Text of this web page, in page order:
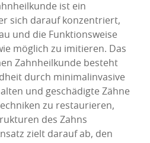
ist ein
sich darauf konzentriert,
und die Funktionsweise
möglich zu imitieren. Das
Zahnheilkunde besteht
durch minimalinvasive
und geschädigte Zähne
zu restaurieren,
des Zahns
zielt darauf ab, den